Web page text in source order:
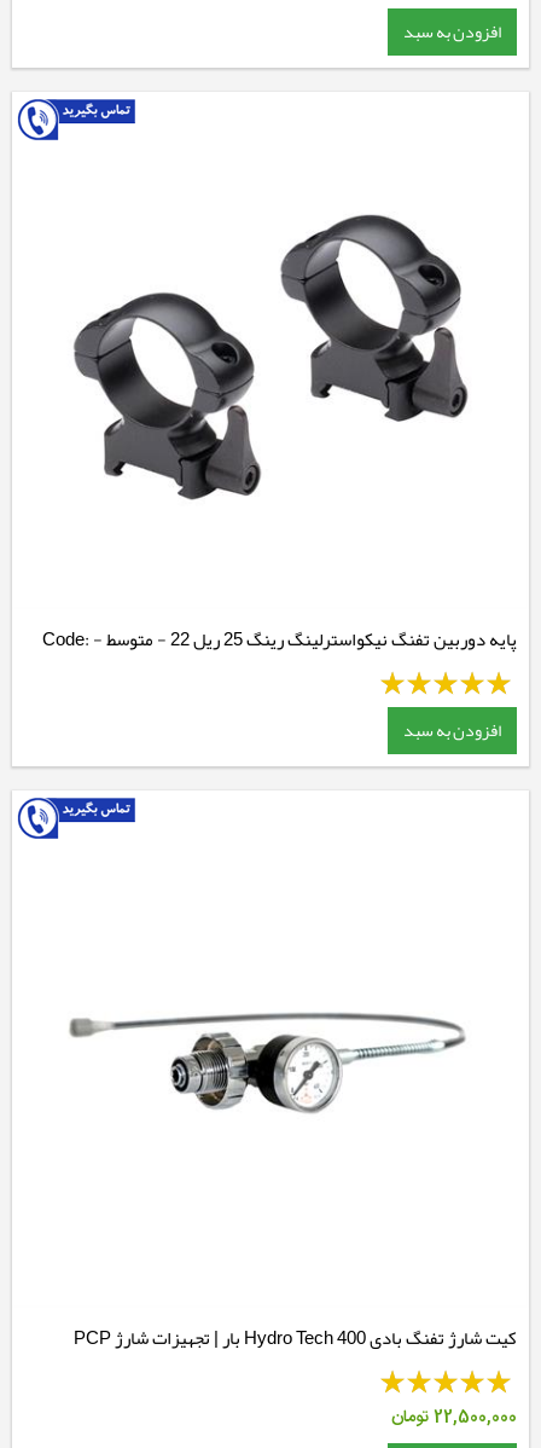
افزودن به سبد
پایه دوربین تفنگ نیکواسترلینگ رینگ 25 ریل 22 - متوسط - Code:
NSMQR1WM
افزودن به سبد
کیت شارژ تفنگ بادی Hydro Tech 400 بار | تجهیزات شارژ PCP
حرفه‌ای
22,500,000تومان